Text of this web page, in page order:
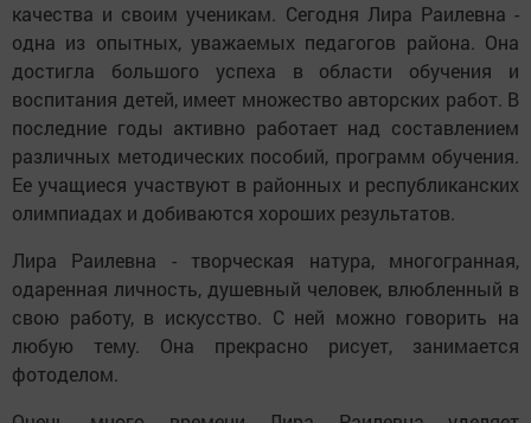
качества и своим ученикам. Сегодня Лира Раилевна -
одна из опытных, уважаемых педагогов района. Она
достигла большого успеха в области обучения и
воспитания детей, имеет множество авторских работ. В
последние годы активно работает над составлением
различных методических пособий, программ обучения.
Ее учащиеся участвуют в районных и республиканских
олимпиадах и добиваются хороших результатов.
Лира Раилевна - творческая натура, многогранная,
одаренная личность, душевный человек, влюбленный в
свою работу, в искусство. С ней можно говорить на
любую тему. Она прекрасно рисует, занимается
фотоделом.